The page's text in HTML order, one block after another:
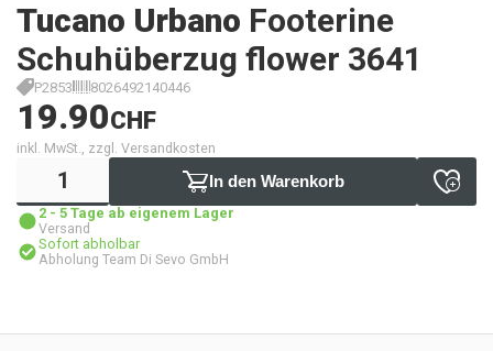
Tucano Urbano Footerine
Schuhüberzug flower 3641
P2853 8026492140446
19.90CHF
inkl. MwSt., zzgl. Versandkosten
In den Warenkorb
2 - 5 Tage ab eigenem Lager
Versand
Sofort abholbar
Abholung Team Di Sevo GmbH